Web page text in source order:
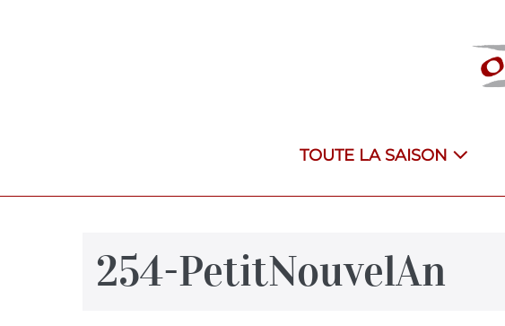
TOUTE LA SAISON
254-PetitNouvelAn